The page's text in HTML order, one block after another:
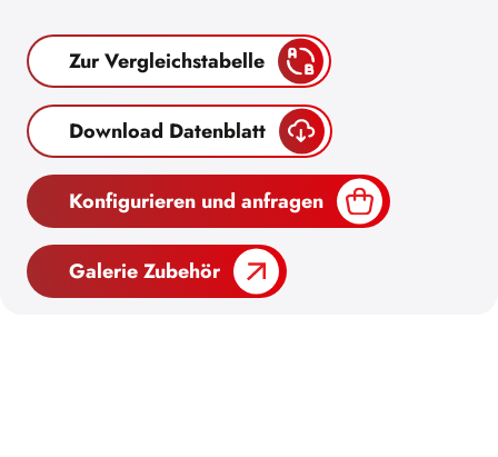
Zur Vergleichstabelle
Download Datenblatt
Konfigurieren und anfragen
Galerie Zubehör